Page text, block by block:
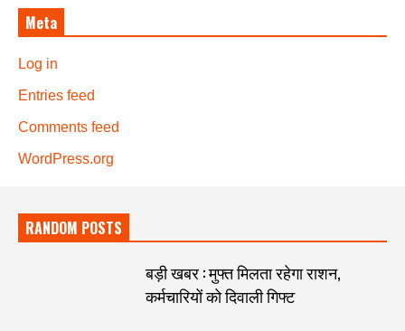
Meta
Log in
Entries feed
Comments feed
WordPress.org
RANDOM POSTS
बड़ी खबर : मुफ्त मिलता रहेगा राशन,
कर्मचारियों को दिवाली गिफ्ट